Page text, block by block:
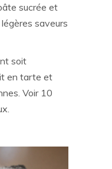
sucrée et
saveurs
soit
en tarte et
Voir 10